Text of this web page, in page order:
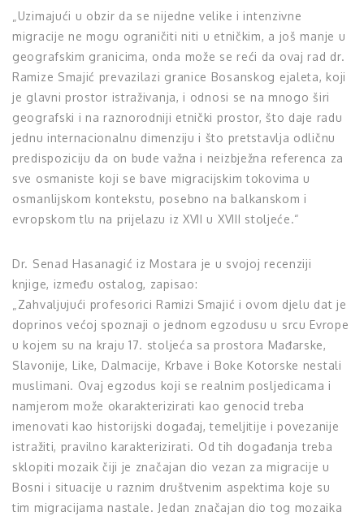
„Uzimajući u obzir da se nijedne velike i intenzivne
migracije ne mogu ograničiti niti u etničkim, a još manje u
geografskim granicima, onda može se reći da ovaj rad dr.
Ramize Smajić prevazilazi granice Bosanskog ejaleta, koji
je glavni prostor istraživanja, i odnosi se na mnogo širi
geografski i na raznorodniji etnički prostor, što daje radu
jednu internacionalnu dimenziju i što pretstavlja odličnu
predispoziciju da on bude važna i neizbježna referenca za
sve osmaniste koji se bave migracijskim tokovima u
osmanlijskom kontekstu, posebno na balkanskom i
evropskom tlu na prijelazu iz XVII u XVIII stoljeće.“
Dr. Senad Hasanagić iz Mostara je u svojoj recenziji
knjige, između ostalog, zapisao:
„Zahvaljujući profesorici Ramizi Smajić i ovom djelu dat je
doprinos većoj spoznaji o jednom egzodusu u srcu Evrope
u kojem su na kraju 17. stoljeća sa prostora Mađarske,
Slavonije, Like, Dalmacije, Krbave i Boke Kotorske nestali
muslimani. Ovaj egzodus koji se realnim posljedicama i
namjerom može okarakterizirati kao genocid treba
imenovati kao historijski događaj, temeljitije i povezanije
istražiti, pravilno karakterizirati. Od tih događanja treba
sklopiti mozaik čiji je značajan dio vezan za migracije u
Bosni i situacije u raznim društvenim aspektima koje su
tim migracijama nastale. Jedan značajan dio tog mozaika